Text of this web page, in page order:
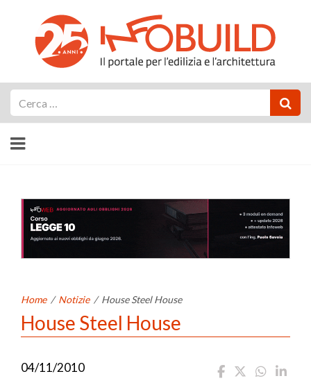
Home / Notizie / House Steel House
House Steel House
04/11/2010